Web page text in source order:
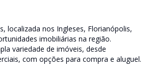
localizada nos Ingleses, Florianópolis,
imobiliárias na região.
variedade de imóveis, desde
com opções para compra e aluguel.